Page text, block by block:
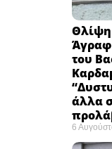
Θλίψη
του
άλλα
6